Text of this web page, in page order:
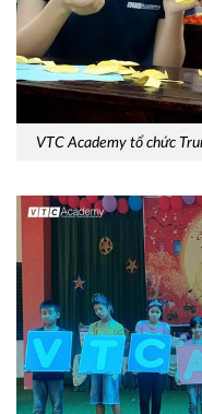
VTC Academy tổ chức